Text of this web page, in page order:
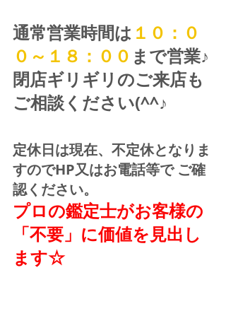
通常営業時間は １０：０
０～１８：００ まで営業♪
閉店ギリギリのご来店も
ご相談ください(^^♪
定休日は現在、不定休となりま
すのでHP又はお電話等で ご確
認ください。
プロの鑑定士がお客様の
「不要」に価値を見出し
ます☆